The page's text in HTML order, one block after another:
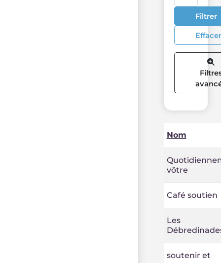
Filtrer
Effacer
Nom
vôtre
Café soutien
Les
soutenir et